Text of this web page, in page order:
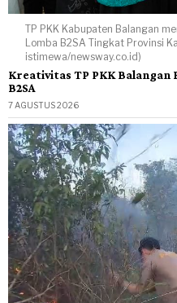
TP PKK Kabupaten Balangan
Lomba B2SA Tingkat Provinsi
istimewa/newsway.co.id)
Kreativitas TP PKK Balangan
B2SA
7 AGUSTUS 2026